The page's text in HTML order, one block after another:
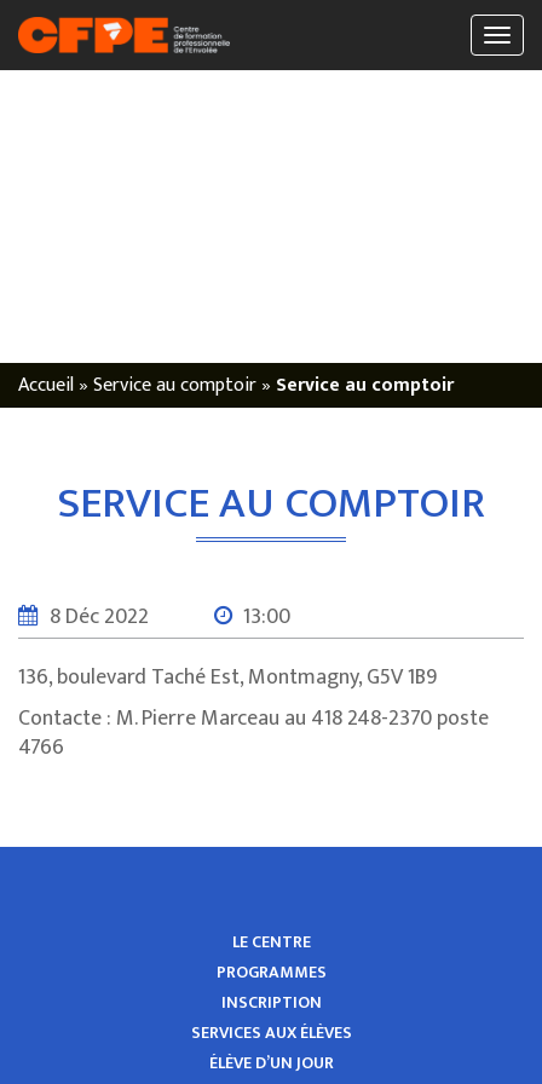
Accueil»Service au comptoir» Service au comptoir
SERVICE AU COMPTOIR
8 Déc 2022
13:00
136, boulevard Taché Est, Montmagny, G5V 1B9
Contacte : M. Pierre Marceau au 418 248-2370 poste
4766
LE CENTRE
PROGRAMMES
INSCRIPTION
SERVICES AUX ÉLÈVES
ÉLÈVE D’UN JOUR